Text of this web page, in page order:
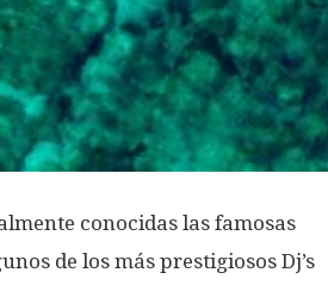
conocidas las famosas
de los más prestigiosos Dj’s